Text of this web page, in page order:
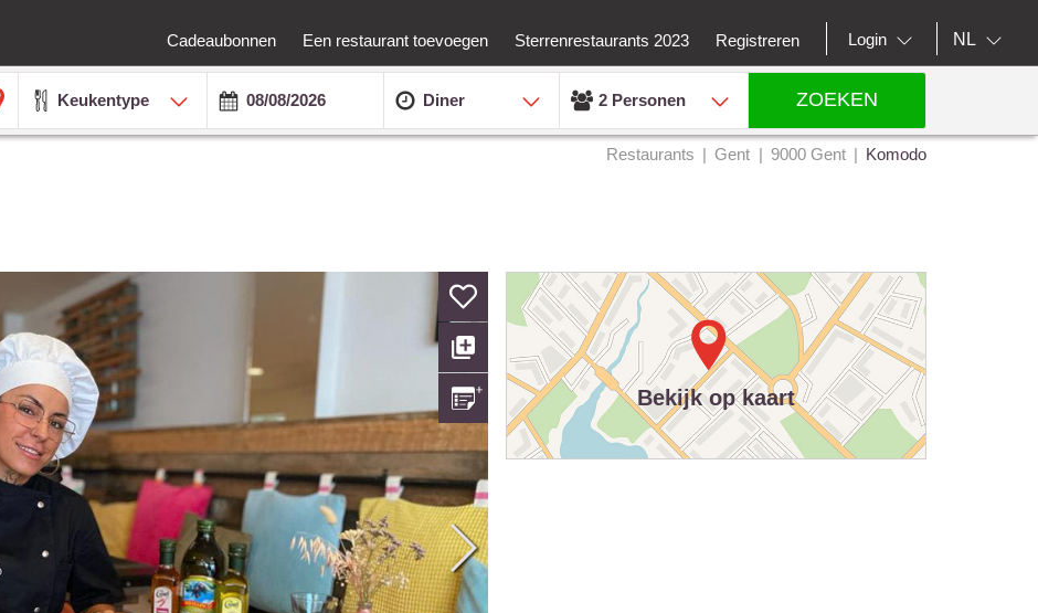
Cadeaubonnen Een restaurant toevoegen Sterrenrestaurants 2023 Registreren Login NL
Keukentype Diner 2 Personen ZOEKEN
Restaurants Gent 9000 Gent Komodo
Bekijk op kaart